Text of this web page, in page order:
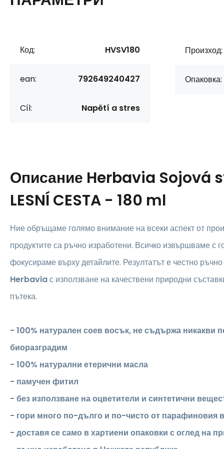
Код: HVSV180
ean: 792649240427
Cíl: Napětí a stres
Произход:
Опаковка:
Описание Herbavia Sojová
LESNÍ CESTA - 180 ml
Ние обръщаме голямо внимание на всеки аспект от
продуктите са ръчно изработени. Всичко извършваме с
фокусираме върху детайлите. Резултатът е честно
Herbaviaс използване на качествени природни
пътека.
- 100% натурален соев восък, не съдържа никакви
биоразградим
- 100% натурални етерични масла
- памучен фитил
- без използване на оцветители и синтетични
- гори много по-дълго и по-чисто от парафиновия
- доставя се само в хартиени опаковки с оглед на